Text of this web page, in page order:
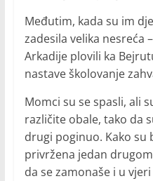
Međutim, kada su im
zadesila velika nesreća
Arkadije plovili ka
nastave školovanje
Momci su se spasli, ali
različite obale, tako da
drugi poginuo. Kako su
privržena jedan
da se zamonaše i u